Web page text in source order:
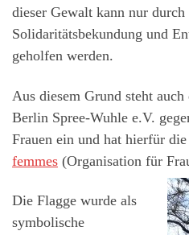
dieser Gewalt kann nur durch
Solidaritätsbekundung und
geholfen werden.
Aus diesem Grund steht
Berlin Spree-Wuhle e.V.
Frauen ein und hat hierfür
femmes (Organisation für
Die Flagge wurde als
symbolische